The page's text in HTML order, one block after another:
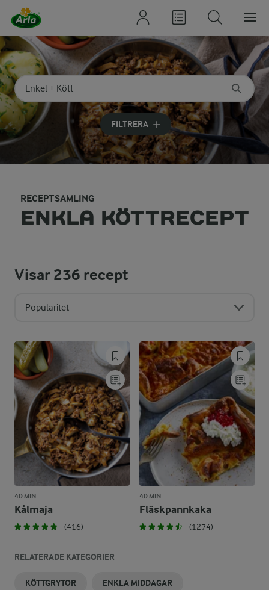
Sök på kategori eller ingrediens
Skriv in sökord för att få förslag
FILTRERA
RECEPTSAMLING
ENKLA KÖTTRECEPT
Visar236 recept
Popularitet
40 MIN
Kålmaja
(416)
40 MIN
Fläskpannkaka
(1274)
RELATERADE KATEGORIER
KÖTTGRYTOR ENKLA MIDDAGAR